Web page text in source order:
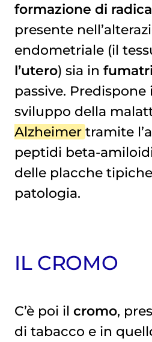
formazione di
presente
endometriale (il
l’utero) sia in
passive.
sviluppo della
Alzheimertramite
peptidi beta-
delle placche
patologia.
IL CROMO
C’è poi il cromo,
di tabacco e in